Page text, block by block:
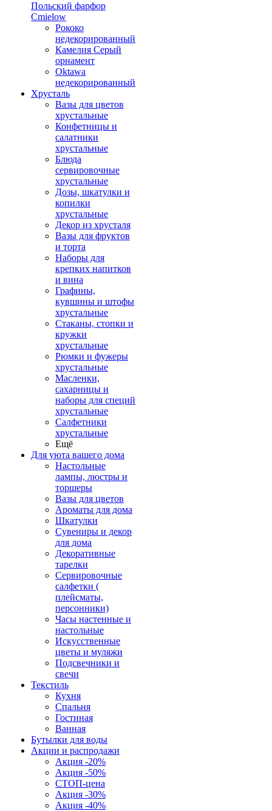
Польский фарфор
Сmielow
Рококо
недекорированный
Камелия Серый
орнамент
Oktawa
недекорированный
Хрусталь
Вазы для цветов
хрустальные
Конфетницы и
салатники
хрустальные
Блюда
сервировочные
хрустальные
Дозы, шкатулки и
копилки
хрустальные
Декор из хрусталя
Вазы для фруктов
и торта
Наборы для
крепких напитков
и вина
Графины,
кувшины и штофы
хрустальные
Стаканы, стопки и
кружки
хрустальные
Рюмки и фужеры
хрустальные
Масленки,
сахарницы и
наборы для специй
хрустальные
Салфетники
хрустальные
Ещё
Для уюта вашего дома
Настольные
лампы, люстры и
торшеры
Вазы для цветов
Ароматы для дома
Шкатулки
Сувениры и декор
для дома
Декоративные
тарелки
Сервировочные
салфетки (
плейсматы,
персонники)
Часы настенные и
настольные
Искусственные
цветы и муляжи
Подсвечники и
свечи
Текстиль
Кухня
Спальня
Гостиная
Ванная
Бутылки для воды
Акции и распродажи
Акция -20%
Акция -50%
СТОП-цена
Акция -30%
Акция -40%